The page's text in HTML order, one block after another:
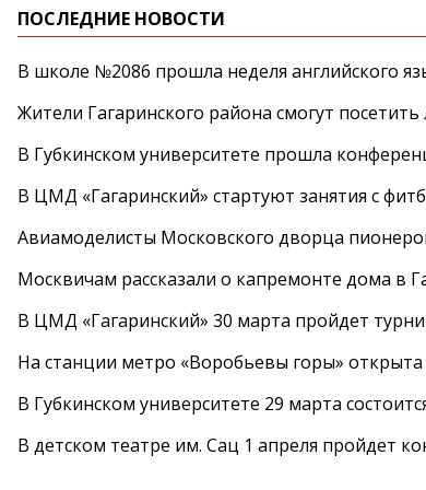
ПОСЛЕДНИЕ НОВОСТИ
В школе №2086 прошла неделя английского
Жители Гагаринского района смогут
В Губкинском университете прошла
В ЦМД «Гагаринский» стартуют занятия с
Авиамоделисты Московского дворца
Москвичам рассказали о капремонте дома в
В ЦМД «Гагаринский» 30 марта пройдет
На станции метро «Воробьевы горы»
В Губкинском университете 29 марта
В детском театре им. Сац 1 апреля пройдет